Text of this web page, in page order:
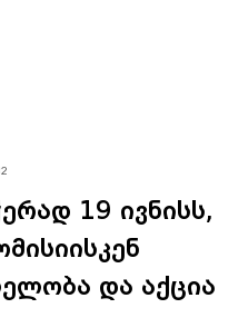
19 ივნისს,
და აქცია